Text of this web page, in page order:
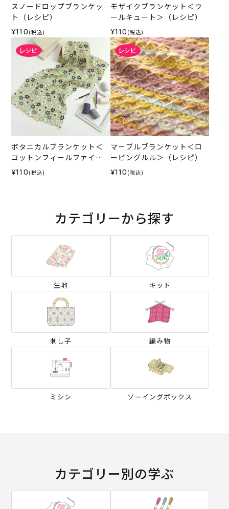
スノードロップブランケッ
ト（レシピ）
¥110 (税込)
モザイクブランケット＜ウ
ールキュート＞（レシピ）
¥110 (税込)
ボタニカルブランケット＜
コットンフィールファイン
＞（レシピ）
¥110 (税込)
マーブルブランケット＜ロ
ービングルル＞（レシピ）
¥110 (税込)
カテゴリーから探す
生地 キット
刺し子 編み物
ミシン ソーイングボックス
カテゴリー別の学ぶ